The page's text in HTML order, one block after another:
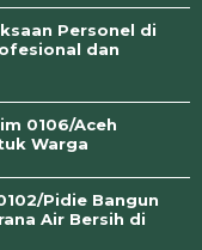
Personel di
dan
0106/Aceh
Warga
Pidie Bangun
Air Bersih di